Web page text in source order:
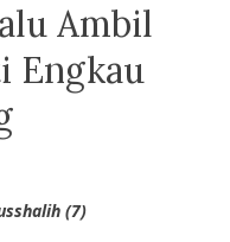
Ambil
Engkau
(7)